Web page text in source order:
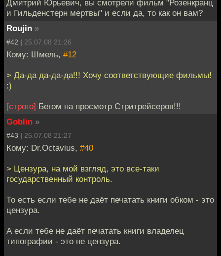
Дмитрий Юрьевич, вы смотрели фильм "Розенкранц
и Гильденстерн мертвы" и если да, то как он вам?
Roujin »
#42 | 25.07.08 21:26
Кому: Шмель, #12
> Да-да да-да-да!!! Хочу соответствующие фильмы!
:)
[строго] Бегом на просмотр Стритрейсеров!!!
Goblin »
#43 | 25.07.08 21:27
Кому: Dr.Octavius, #40
> Цензура, на мой взгляд, это все-таки
государственный контроль.
То есть если тебе не даёт печатать книги обком - это
цензура.
А если тебе не даёт печатать книги владелец
типографии - это не цензура.